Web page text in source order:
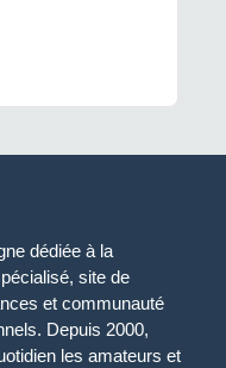
dédiée à la
site de
et communauté
Depuis 2000,
les amateurs et